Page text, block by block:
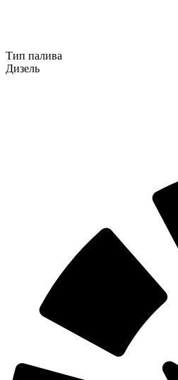
Тип палива
Дизель